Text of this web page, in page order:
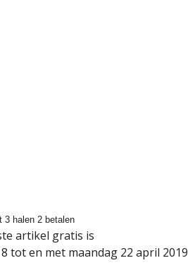
3 halen 2 betalen
artikel gratis is
tot en met maandag 22 april 2019